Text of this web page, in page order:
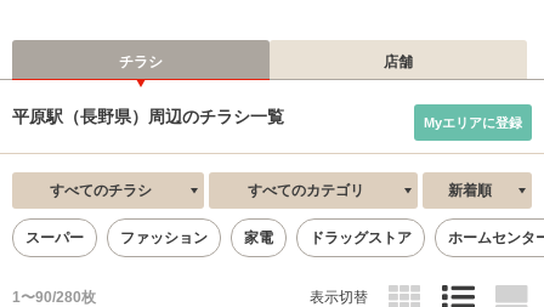
チラシ 店舗
平原駅（長野県）周辺のチラシ一覧 Myエリアに登録
すべてのチラシ すべてのカテゴリ 新着順
スーパー ファッション 家電 ドラッグストア ホームセンタ
1〜90/280枚 表示切替